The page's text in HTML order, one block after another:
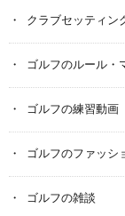
クラブセッティン
ゴルフのルール・
ゴルフの練習動画
ゴルフのファッシ
ゴルフの雑談